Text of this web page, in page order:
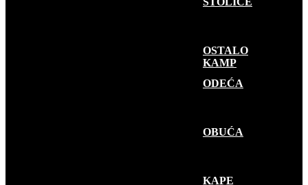
OSTALO
KAMP
ODEĆA
OBUĆA
KAPE